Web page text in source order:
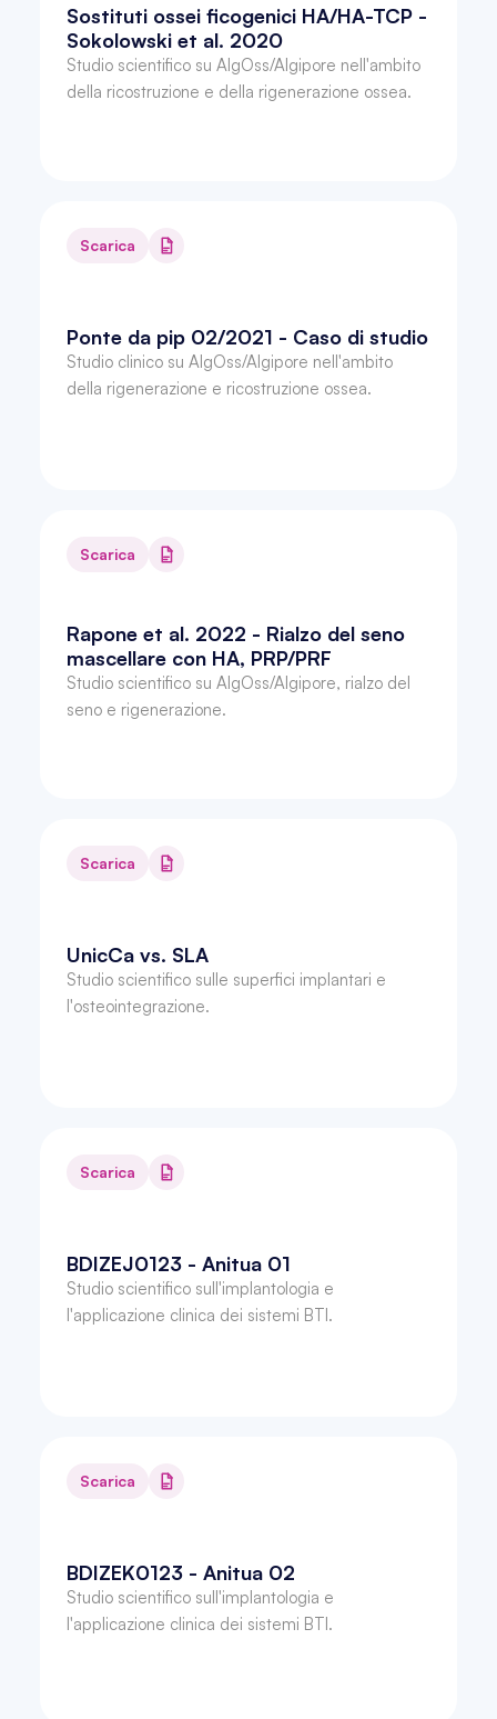
Sostituti ossei ficogenici HA/HA-TCP -
Sokolowski et al. 2020
Studio scientifico su AlgOss/Algipore nell'ambito
della ricostruzione e della rigenerazione ossea.
Scarica
Ponte da pip 02/2021 - Caso di studio
Studio clinico su AlgOss/Algipore nell'ambito
della rigenerazione e ricostruzione ossea.
Scarica
Rapone et al. 2022 - Rialzo del seno
mascellare con HA, PRP/PRF
Studio scientifico su AlgOss/Algipore, rialzo del
seno e rigenerazione.
Scarica
UnicCa vs. SLA
Studio scientifico sulle superfici implantari e
l'osteointegrazione.
Scarica
BDIZEJ0123 - Anitua 01
Studio scientifico sull'implantologia e
l'applicazione clinica dei sistemi BTI.
Scarica
BDIZEK0123 - Anitua 02
Studio scientifico sull'implantologia e
l'applicazione clinica dei sistemi BTI.